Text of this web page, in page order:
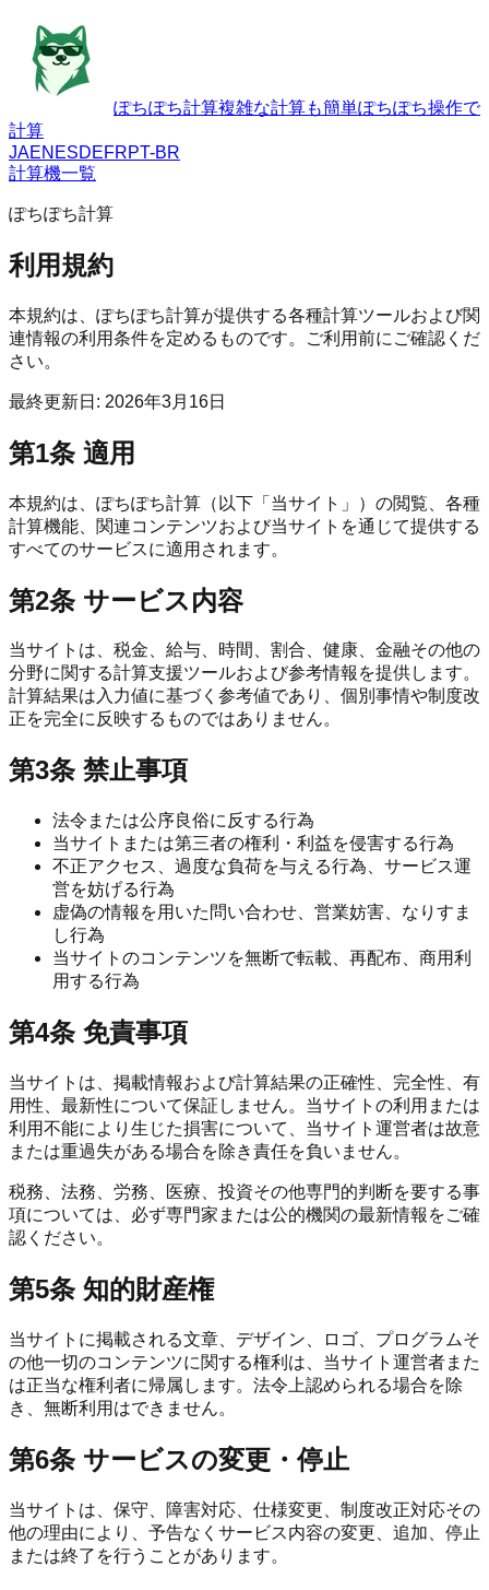
ぽちぽち計算複雑な計算も簡単ぽちぽち操作で
計算
JAEN ESDEFRPT-BR
計算機一覧
ぽちぽち計算
利用規約
本規約は、ぽちぽち計算が提供する各種計算ツールおよび関
連情報の利用条件を定めるものです。ご利用前にご確認くだ
さい。
最終更新日 : 2026年3月16日
第1条 適用
本規約は、ぽちぽち計算（以下「当サイト」）の閲覧、各種
計算機能、関連コンテンツおよび当サイトを通じて提供する
すべてのサービスに適用されます。
第2条 サービス内容
当サイトは、税金、給与、時間、割合、健康、金融その他の
分野に関する計算支援ツールおよび参考情報を提供します。
計算結果は入力値に基づく参考値であり、個別事情や制度改
正を完全に反映するものではありません。
第3条 禁止事項
法令または公序良俗に反する行為
当サイトまたは第三者の権利・利益を侵害する行為
不正アクセス、過度な負荷を与える行為、サービス運
営を妨げる行為
虚偽の情報を用いた問い合わせ、営業妨害、なりすま
し行為
当サイトのコンテンツを無断で転載、再配布、商用利
用する行為
第4条 免責事項
当サイトは、掲載情報および計算結果の正確性、完全性、有
用性、最新性について保証しません。当サイトの利用または
利用不能により生じた損害について、当サイト運営者は故意
または重過失がある場合を除き責任を負いません。
税務、法務、労務、医療、投資その他専門的判断を要する事
項については、必ず専門家または公的機関の最新情報をご確
認ください。
第5条 知的財産権
当サイトに掲載される文章、デザイン、ロゴ、プログラムそ
の他一切のコンテンツに関する権利は、当サイト運営者また
は正当な権利者に帰属します。法令上認められる場合を除
き、無断利用はできません。
第6条 サービスの変更・停止
当サイトは、保守、障害対応、仕様変更、制度改正対応その
他の理由により、予告なくサービス内容の変更、追加、停止
または終了を行うことがあります。